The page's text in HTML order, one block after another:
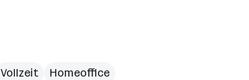
Vollzeit Homeoffice